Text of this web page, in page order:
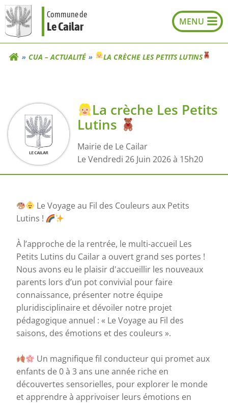
Aller
au
contenu
Commune de
Le Cailar
CUA – ACTUALITÉ LA CRÈCHE LES PETITS LUTINS
La crèche Les Petits
Lutins
Mairie de Le Cailar
Le Vendredi 26 Juin 2026 à 15h20
Le Voyage au Fil des Couleurs aux Petits
Lutins !
À l’approche de la rentrée, le multi-accueil Les
Petits Lutins du Cailar a ouvert grand ses portes !
Nous avons eu le plaisir d'accueillir les nouveaux
parents lors d’un pot convivial pour faire
connaissance, présenter notre équipe
pluridisciplinaire et dévoiler notre projet
pédagogique annuel : « Le Voyage au Fil des
saisons, des émotions et des couleurs ».
Un magnifique fil conducteur qui promet aux
enfants de 0 à 3 ans une année riche en
découvertes sensorielles, pour explorer le monde
et apprendre à apprivoiser leurs émotions en